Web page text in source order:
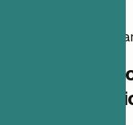
Score de CV
Vérifiez le
projet IA